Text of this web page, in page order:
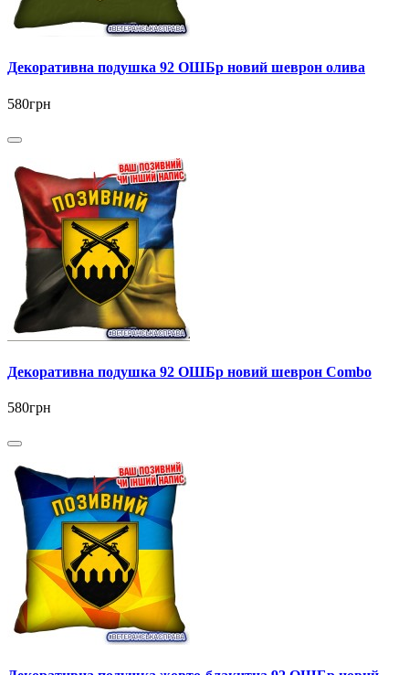
Декоративна подушка 92 ОШБр новий шеврон олива
580грн
Декоративна подушка 92 ОШБр новий шеврон Combo
580грн